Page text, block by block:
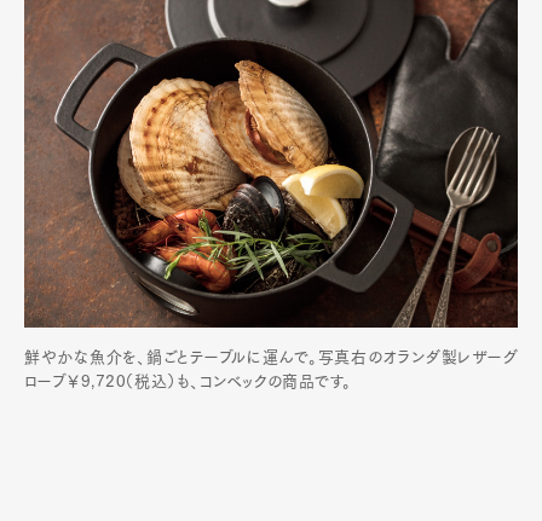
鮮やかな魚介を、鍋ごとテーブルに運んで。写真右のオランダ製レザーグ
ローブ￥9,720（税込）も、コンベックの商品です。